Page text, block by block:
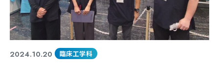
2024.10.20 臨床工学科